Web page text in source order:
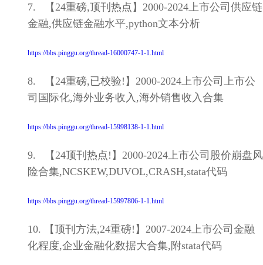
7. 【24重磅,顶刊热点】2000-2024上市公司供应链
金融,供应链金融水平,python文本分析
https://bbs.pinggu.org/thread-16000747-1-1.html
8. 【24重磅,已校验!】2000-2024上市公司上市公
司国际化,海外业务收入,海外销售收入合集
https://bbs.pinggu.org/thread-15998138-1-1.html
9. 【24顶刊热点!】2000-2024上市公司股价崩盘风
险合集,NCSKEW,DUVOL,CRASH,stata代码
https://bbs.pinggu.org/thread-15997806-1-1.html
10. 【顶刊方法,24重磅!】2007-2024上市公司金融
化程度,企业金融化数据大合集,附stata代码